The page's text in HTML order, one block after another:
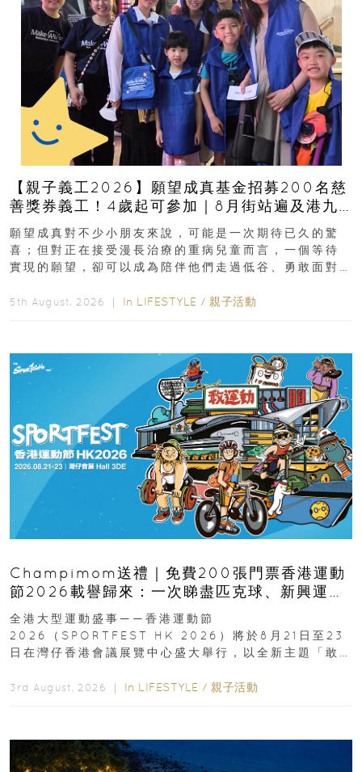
【親子義工2026】願望成真基金招募200名慈
善獎券義工！4歲起可參加｜8月街站遍及港九
新界
願望成真對不少小朋友來說，可能是一次期待已久的驚
喜；但對正在接受漫長治療的重病兒童而言，一個等待
實現的願望，卻可以成為陪伴他們走過低谷、勇敢面對
5th August, 2026 ｜ In LIFESTYLE / 親子活動
Champimom送禮｜免費200張門票香港運動
節2026載譽歸來：一次睇盡匹克球、新興運
動、街舞比賽＋逾百運動品牌展覽
全港大型運動盛事——香港運動節
2026（SPORTFEST HK 2026）將於8月21日至23
日在灣仔香港會議展覽中心盛大舉行，以全新主題「敢
3rd August, 2026 ｜ In LIFESTYLE / 親子活動